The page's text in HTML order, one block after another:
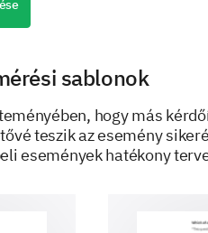
Insights
final questions to help us
sablonok
hogy más
teszik az esemény
események hatékony